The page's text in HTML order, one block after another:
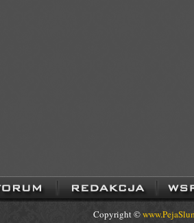
Copyright ©